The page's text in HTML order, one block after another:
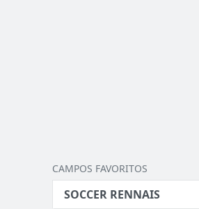
CAMPOS FAVORITOS
SOCCER RENNAIS